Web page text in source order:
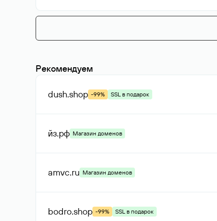
Рекомендуем
dush.shop -99% SSL в подарок
йз.рф Магазин доменов
amvc.ru Магазин доменов
bodro.shop -99% SSL в подарок